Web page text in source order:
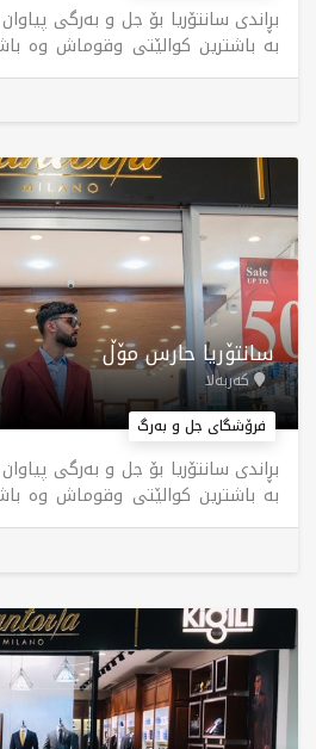
بڕاندی سانتۆریا بۆ جل و بەرگی
بە باشترین کوالێتی وقوماش وە
بابەتەکانمان دروست دەکرێن ، بۆ
سانتۆریا حارس مۆڵ
کەربەلا
فرۆشگای جل و بەرگ
بڕاندی سانتۆریا بۆ جل و بەرگی
بە باشترین کوالێتی وقوماش وە
بابەتەکانمان دروست دەکرێن ، بۆ